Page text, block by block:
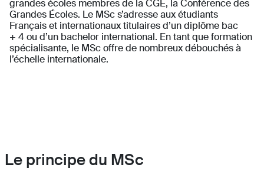
grandes écoles membres de la CGE, la Conférence des
Grandes Écoles. Le MSc s’adresse aux étudiants
Français et internationaux titulaires d’un diplôme bac
+ 4 ou d’un bachelor international. En tant que formation
spécialisante, le MSc offre de nombreux débouchés à
l’échelle internationale.
Le principe du MSc